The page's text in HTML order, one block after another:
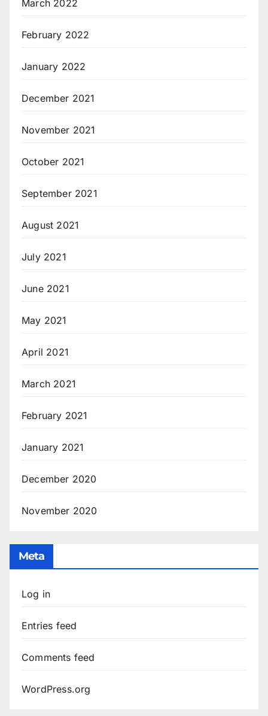
March 2022
February 2022
January 2022
December 2021
November 2021
October 2021
September 2021
August 2021
July 2021
June 2021
May 2021
April 2021
March 2021
February 2021
January 2021
December 2020
November 2020
Meta
Log in
Entries feed
Comments feed
WordPress.org